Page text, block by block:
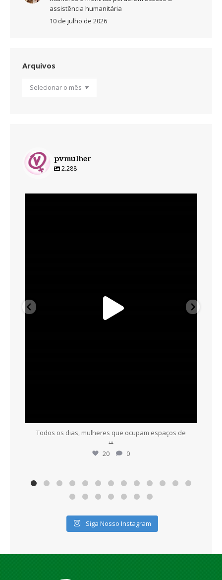
assistência humanitária
10 de julho de 2026
Arquivos
pvmulher
2.288
Todos os dias, mulheres que ocupam espaços de
...
20
0
Siga Nosso Instagram